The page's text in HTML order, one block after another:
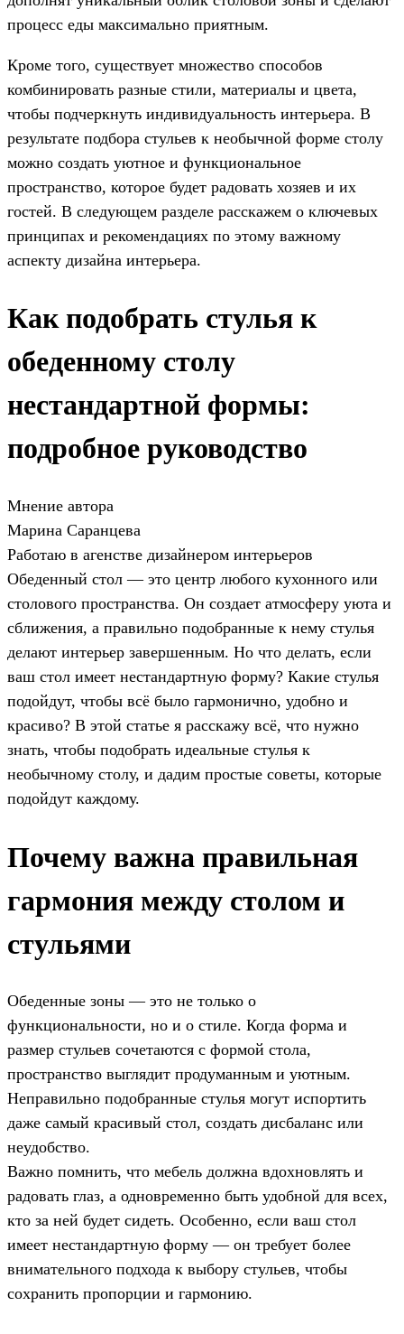
процесс еды максимально приятным.
Кроме того, существует множество способов
комбинировать разные стили, материалы и цвета,
чтобы подчеркнуть индивидуальность интерьера. В
результате подбора стульев к необычной форме столу
можно создать уютное и функциональное
пространство, которое будет радовать хозяев и их
гостей. В следующем разделе расскажем о ключевых
принципах и рекомендациях по этому важному
аспекту дизайна интерьера.
Как подобрать стулья к
обеденному столу
нестандартной формы:
подробное руководство
Мнение автора
Марина Саранцева
Работаю в агенстве дизайнером интерьеров
Обеденный стол — это центр любого кухонного или
столового пространства. Он создает атмосферу уюта и
сближения, а правильно подобранные к нему стулья
делают интерьер завершенным. Но что делать, если
ваш стол имеет нестандартную форму? Какие стулья
подойдут, чтобы всё было гармонично, удобно и
красиво? В этой статье я расскажу всё, что нужно
знать, чтобы подобрать идеальные стулья к
необычному столу, и дадим простые советы, которые
подойдут каждому.
Почему важна правильная
гармония между столом и
стульями
Обеденные зоны — это не только о
функциональности, но и о стиле. Когда форма и
размер стульев сочетаются с формой стола,
пространство выглядит продуманным и уютным.
Неправильно подобранные стулья могут испортить
даже самый красивый стол, создать дисбаланс или
неудобство.
Важно помнить, что мебель должна вдохновлять и
радовать глаз, а одновременно быть удобной для всех,
кто за ней будет сидеть. Особенно, если ваш стол
имеет нестандартную форму — он требует более
внимательного подхода к выбору стульев, чтобы
сохранить пропорции и гармонию.